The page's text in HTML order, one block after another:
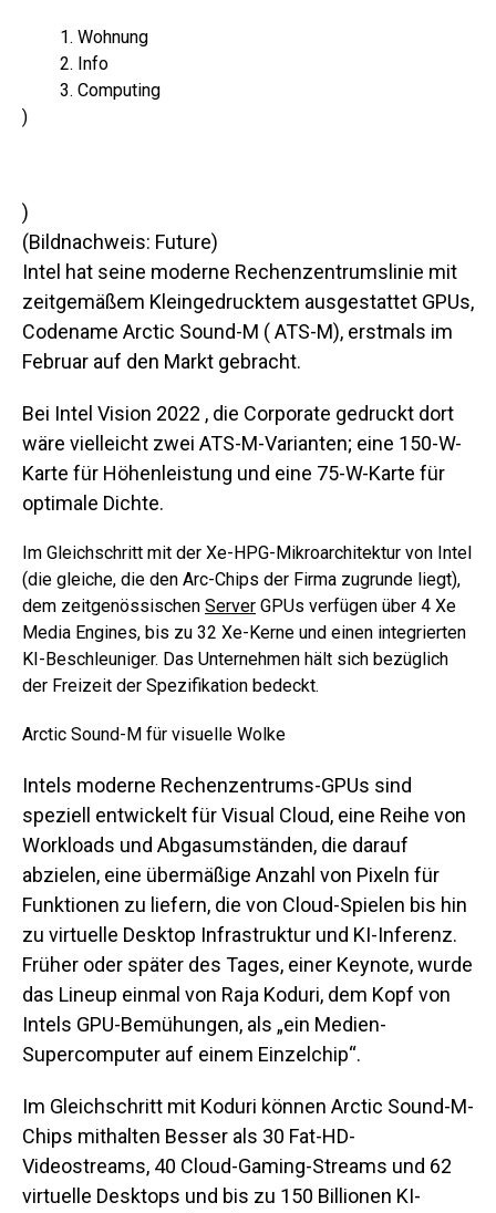
Wohnung
Info
Computing
)
)
(Bildnachweis: Future)
Intel hat seine moderne Rechenzentrumslinie mit
zeitgemäßem Kleingedrucktem ausgestattet GPUs,
Codename Arctic Sound-M ( ATS-M), erstmals im
Februar auf den Markt gebracht.
Bei Intel Vision 2022 , die Corporate gedruckt dort
wäre vielleicht zwei ATS-M-Varianten; eine 150-W-
Karte für Höhenleistung und eine 75-W-Karte für
optimale Dichte.
Im Gleichschritt mit der Xe-HPG-Mikroarchitektur von Intel
(die gleiche, die den Arc-Chips der Firma zugrunde liegt),
dem zeitgenössischen Server GPUs verfügen über 4 Xe
Media Engines, bis zu 32 Xe-Kerne und einen integrierten
KI-Beschleuniger. Das Unternehmen hält sich bezüglich
der Freizeit der Spezifikation bedeckt.
Arctic Sound-M für visuelle Wolke
Intels moderne Rechenzentrums-GPUs sind
speziell entwickelt für Visual Cloud, eine Reihe von
Workloads und Abgasumständen, die darauf
abzielen, eine übermäßige Anzahl von Pixeln für
Funktionen zu liefern, die von Cloud-Spielen bis hin
zu virtuelle Desktop Infrastruktur und KI-Inferenz.
Früher oder später des Tages, einer Keynote, wurde
das Lineup einmal von Raja Koduri, dem Kopf von
Intels GPU-Bemühungen, als „ein Medien-
Supercomputer auf einem Einzelchip“.
Im Gleichschritt mit Koduri können Arctic Sound-M-
Chips mithalten Besser als 30 Fat-HD-
Videostreams, 40 Cloud-Gaming-Streams und 62
virtuelle Desktops und bis zu 150 Billionen KI-